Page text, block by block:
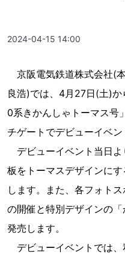
2024-04-15 14:00
京阪電気鉄道株式会社(
良浩)では、4月27日(土)
0系きかんしゃトーマス号
チゲートでデビューイベン
デビューイベント当日
板をトーマスデザインに
します。また、各フォト
の開催と特別デザインの
発売します。
デビューイベントでは